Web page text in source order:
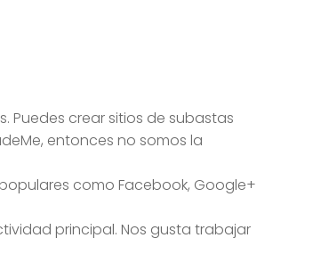
Puedes crear sitios de subastas
entonces no somos la
como Facebook, Google+
principal. Nos gusta trabajar